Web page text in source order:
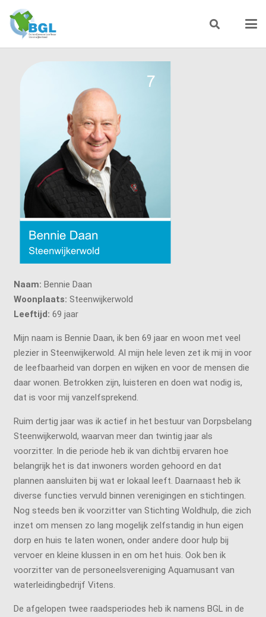
Naam: Bennie Daan
Woonplaats: Steenwijkerwold
Leeftijd: 69 jaar
Mijn naam is Bennie Daan, ik ben 69 jaar en woon met veel
plezier in Steenwijkerwold. Al mijn hele leven zet ik mij in voor
de leefbaarheid van dorpen en wijken en voor de mensen die
daar wonen. Betrokken zijn, luisteren en doen wat nodig is,
dat is voor mij vanzelfsprekend.
Ruim dertig jaar was ik actief in het bestuur van Dorpsbelang
Steenwijkerwold, waarvan meer dan twintig jaar als
voorzitter. In die periode heb ik van dichtbij ervaren hoe
belangrijk het is dat inwoners worden gehoord en dat
plannen aansluiten bij wat er lokaal leeft. Daarnaast heb ik
diverse functies vervuld binnen verenigingen en stichtingen.
Nog steeds ben ik voorzitter van Stichting Woldhulp, die zich
inzet om mensen zo lang mogelijk zelfstandig in hun eigen
dorp en huis te laten wonen, onder andere door hulp bij
vervoer en kleine klussen in en om het huis. Ook ben ik
voorzitter van de personeelsvereniging Aquamusant van
waterleidingbedrijf Vitens.
De afgelopen twee raadsperiodes heb ik namens BGL in de